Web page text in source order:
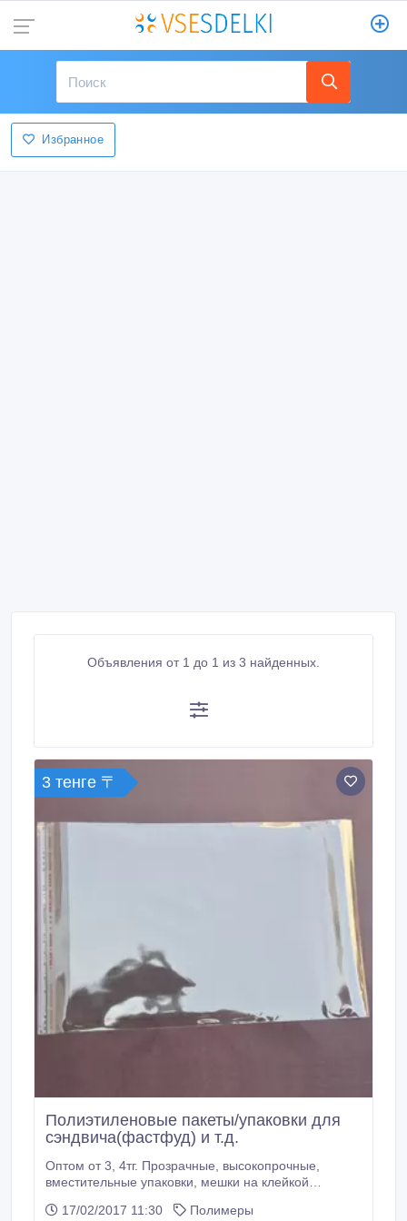
Избранное
Объявления от 1 до 1 из 3 найденных.
3 тенге 〒
Полиэтиленовые пакеты/упаковки для
сэндвича(фастфуд) и т.д.
Оптом от 3, 4тг. Прозрачные, высокопрочные,
вместительные упаковки, мешки на клейкой
12см*40см - 3, 8тг Гамбургеры 18см*25см - 3, 6тг.
17/02/2017 11:30
Полимеры